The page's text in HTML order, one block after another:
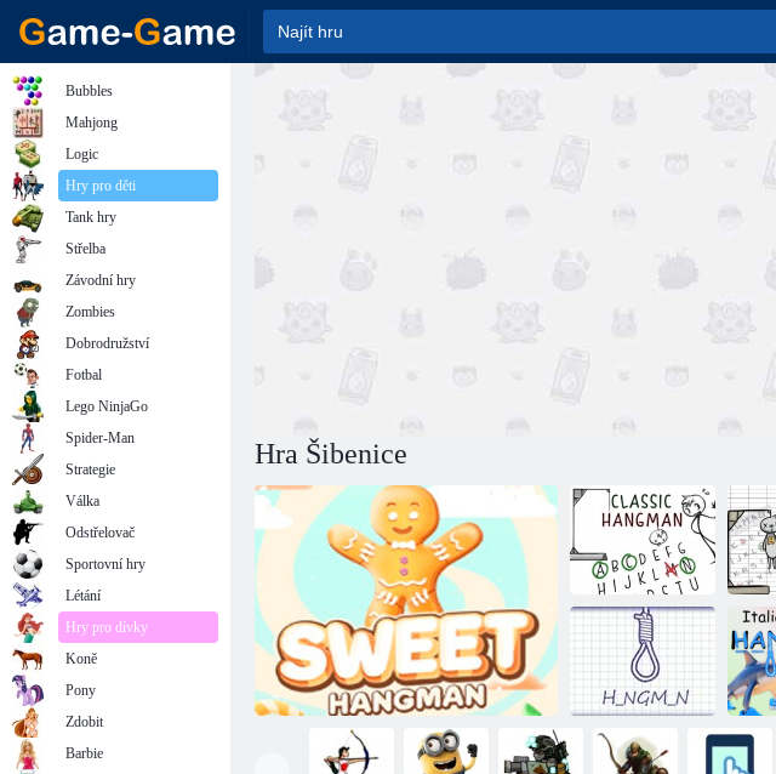
Hra Šibenice
Klasický
oběšenec
Hra
Bubbles
Mahjong
Logic
Hry pro děti
Tank hry
Střelba
Závodní hry
Zombies
Dobrodružství
Fotbal
Lego NinjaGo
Spider-Man
Strategie
Válka
Odstřelovač
Sportovní hry
Létání
Hry pro dívky
Koně
Pony
Zdobit
Barbie